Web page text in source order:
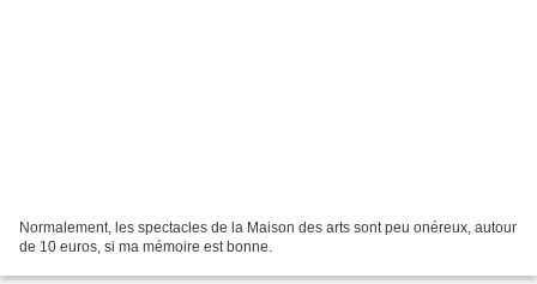
Normalement, les spectacles de la Maison des arts sont peu onéreux, autour
de 10 euros, si ma mémoire est bonne.